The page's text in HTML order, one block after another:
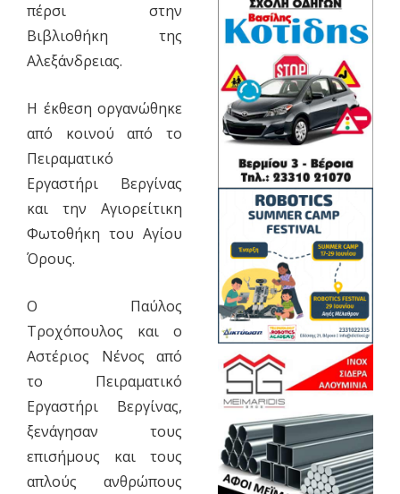
πέρσι στην
Βιβλιοθήκη της
Αλεξάνδρειας.
Η έκθεση οργανώθηκε
από κοινού από το
Πειραματικό
Εργαστήρι Βεργίνας
και την Αγιορείτικη
Φωτοθήκη του Αγίου
Όρους.
Ο Παύλος
Τροχόπουλος και ο
Αστέριος Νένος από
το Πειραματικό
Εργαστήρι Βεργίνας,
ξενάγησαν τους
επισήμους και τους
απλούς ανθρώπους